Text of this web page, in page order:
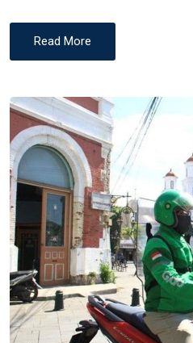
Read More